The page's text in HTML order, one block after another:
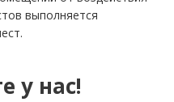
выполняется
у нас!